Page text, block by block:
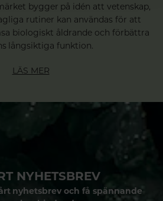
bygger på idén att vetenskap,
rutiner kan användas för att
biologiskt åldrande och förbättra
långsiktiga funktion.
LÄS MER
NYHETSBREV
nyhetsbrev och få spännande